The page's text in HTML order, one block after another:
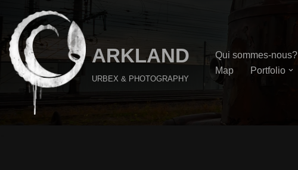
Aller
au
contenu
ARKLAND
URBEX & PHOTOGRAPHY
Qui sommes-nous?
Map
Portfolio